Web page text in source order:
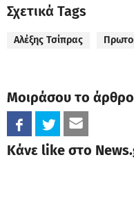
Σχετικά Tags
Αλέξης Τσίπρας
Μοιράσου το
Κάνε like στο